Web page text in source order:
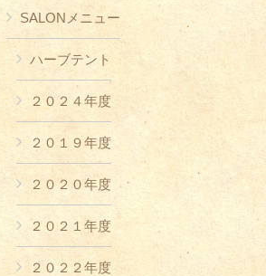
SALONメニュー
ハーブテント
２０２４年度
２０１９年度
２０２０年度
２０２１年度
２０２２年度